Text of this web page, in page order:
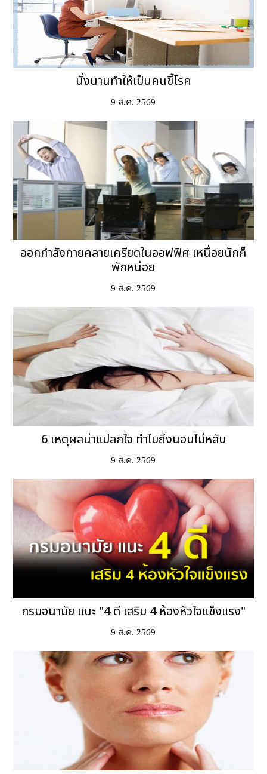
นั่งนานทำให้เป็นคนขี้โรค
9 ส.ค. 2569
ออกกำลังกายคลายเครียดในออฟฟิศ เหนื่อยนักก็
พักหน่อย
9 ส.ค. 2569
6 เหตุผลน่าแปลกใจ ทำไมถึงนอนไม่หลับ
9 ส.ค. 2569
กรมอนามัย แนะ "4 ดี เสริม 4 ห้องหัวใจแข็งแรง"
9 ส.ค. 2569